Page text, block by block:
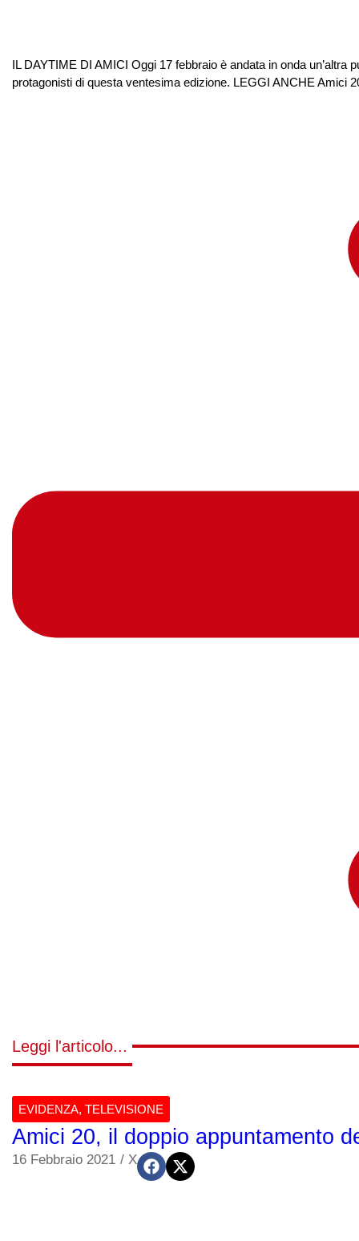
IL DAYTIME DI AMICI Oggi 17 febbraio è andata in onda un’altra
protagonisti di questa ventesima edizione. LEGGI ANCHE Amici
Leggi l'articolo...
EVIDENZA, TELEVISIONE
Amici 20, il doppio appuntamento
16 Febbraio 2021 / X